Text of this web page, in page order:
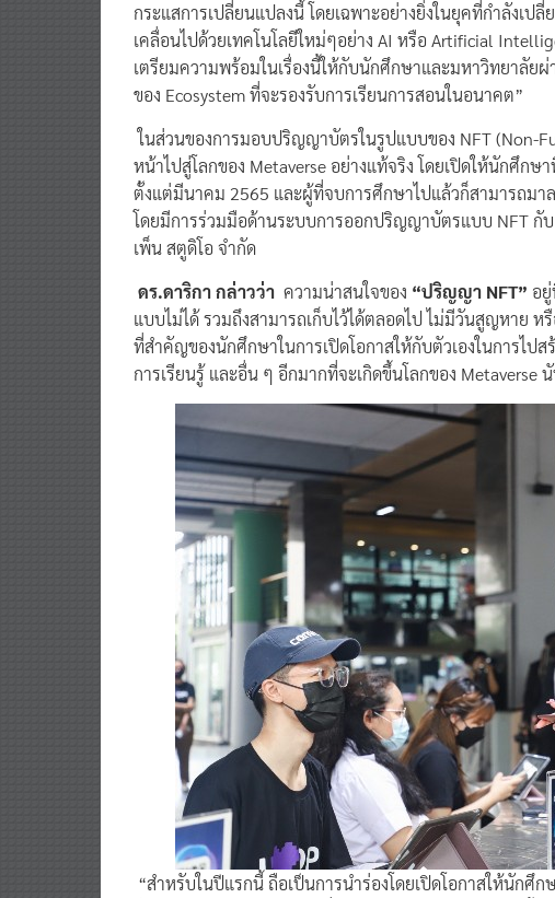
กระแสการเปลี่ยนแปลงนี้ โดยเฉพาะอย่างยิ่งในยุคที่กำลังเป
เคลื่อนไปด้วยเทคโนโลยีใหม่ๆอย่าง AI หรือ Artificial
เตรียมความพร้อมในเรื่องนี้ให้กับนักศึกษาและมหาวิทยาลั
ของ Ecosystem ที่จะรองรับการเรียนการสอนในอนาคต”
ในส่วนของการมอบปริญญาบัตรในรูปแบบของ NFT (Non-
หน้าไปสู่โลกของ Metaverse อย่างแท้จริง โดยเปิดให้นักศึกษ
ตั้งแต่มีนาคม 2565 และผู้ที่จบการศึกษาไปแล้วก็สามารถมา
โดยมีการร่วมมือด้านระบบการออกปริญญาบัตรแบบ NFT กั
เพ็น สตูดิโอ จำกัด
ดร.ดาริกา กล่าวว่า ความน่าสนใจของ “ปริญญา NFT” อ
แบบไม่ได้ รวมถึงสามารถเก็บไว้ได้ตลอดไป ไม่มีวันสูญหาย
ที่สำคัญของนักศึกษาในการเปิดโอกาสให้กับตัวเองในการไป
การเรียนรู้ และอื่น ๆ อีกมากที่จะเกิดขึ้นโลกของ Metaverse
“สำหรับในปีแรกนี้ ถือเป็นการนำร่องโดยเปิดโอกาสให้นักศึ